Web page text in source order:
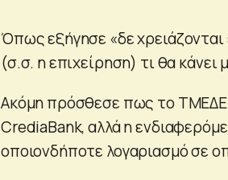
Όπως εξήγησε «δε
(σ.σ. η επιχείρηση) τι θα κάνει
Ακόμη πρόσθεσε πως το ΤΜΕΔΕ
CrediaBank, αλλά η
οποιονδήποτε λογαριασμό σε